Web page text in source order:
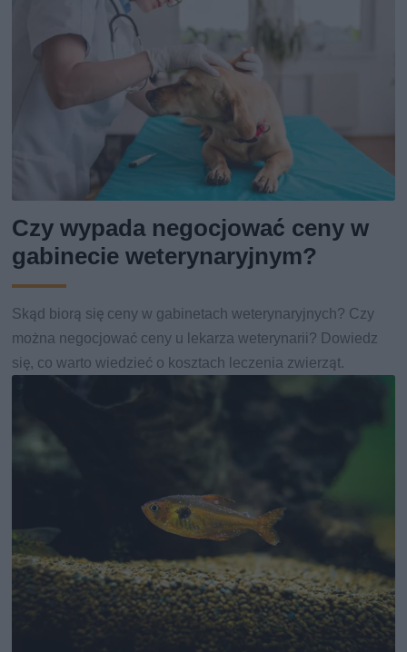
Czy wypada negocjować ceny w
gabinecie weterynaryjnym?
Skąd biorą się ceny w gabinetach weterynaryjnych? Czy
można negocjować ceny u lekarza weterynarii? Dowiedz
się, co warto wiedzieć o kosztach leczenia zwierząt.